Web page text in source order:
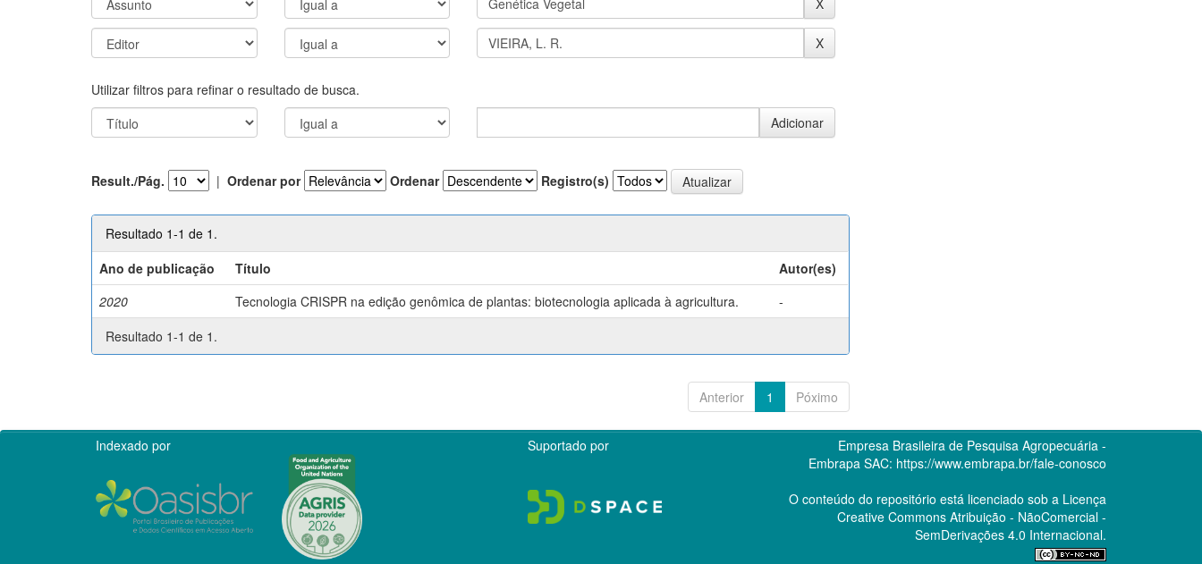
Utilizar filtros para refinar o resultado de busca.
Result./Pág. | Ordenar por Ordenar Registro(s)
Resultado 1-1 de 1.
Ano de publicação
Título
Autor(es)
2020
Tecnologia CRISPR na edição genômica de plantas: biotecnologia aplicada à agricultura.
-
Resultado 1-1 de 1.
Anterior 1 Póximo
Indexado por Suportado por
Empresa Brasileira de Pesquisa Agropecuária -
Embrapa SAC: https://www.embrapa.br/fale-conosco
O conteúdo do repositório está licenciado sob a Licença
Creative CommonsAtribuição - NãoComercial -
SemDerivações 4.0 Internacional.